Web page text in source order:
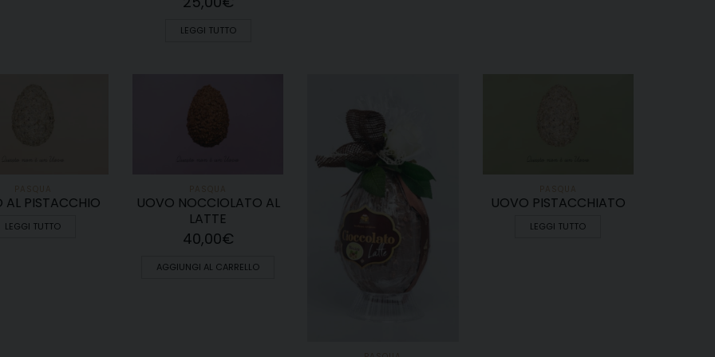
LEGGI TUTTO
AL PISTACCHIO
LEGGI TUTTO
UOVO NOCCIOLATO AL
LATTE
40,00€
AGGIUNGI AL CARRELLO
UOVO PISTACCHIATO
LEGGI TUTTO